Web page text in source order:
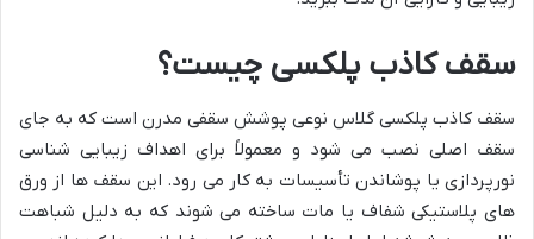
سقف کاذب پلکسی چیست؟
سقف کاذب پلکسی گلاس نوعی پوشش سقفی مدرن است که به جای
سقف اصلی نصب می شود و معمولاً برای اهداف زیبایی شناسی
نورپردازی یا پوشاندن تأسیسات به کار می رود. این سقف ها از ورق
های پلاستیکی شفاف یا مات ساخته می شوند که به دلیل شباهت